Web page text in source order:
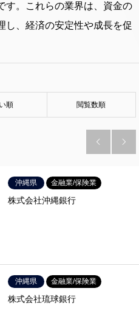
す。これらの業界は、資金の
し、経済の安定性や成長を促
順 閲覧数順
 
沖縄県 金融業/保険業
株式会社沖縄銀行
沖縄県 金融業/保険業
株式会社琉球銀行